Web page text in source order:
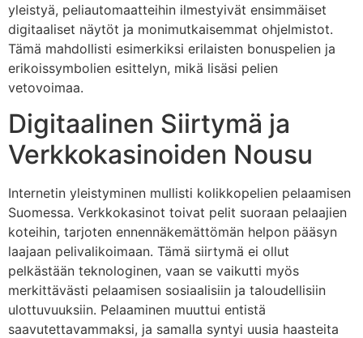
yleistyä, peliautomaatteihin ilmestyivät ensimmäiset
digitaaliset näytöt ja monimutkaisemmat ohjelmistot.
Tämä mahdollisti esimerkiksi erilaisten bonuspelien ja
erikoissymbolien esittelyn, mikä lisäsi pelien
vetovoimaa.
Digitaalinen Siirtymä ja
Verkkokasinoiden Nousu
Internetin yleistyminen mullisti kolikkopelien pelaamisen
Suomessa. Verkkokasinot toivat pelit suoraan pelaajien
koteihin, tarjoten ennennäkemättömän helpon pääsyn
laajaan pelivalikoimaan. Tämä siirtymä ei ollut
pelkästään teknologinen, vaan se vaikutti myös
merkittävästi pelaamisen sosiaalisiin ja taloudellisiin
ulottuvuuksiin. Pelaaminen muuttui entistä
saavutettavammaksi, ja samalla syntyi uusia haasteita